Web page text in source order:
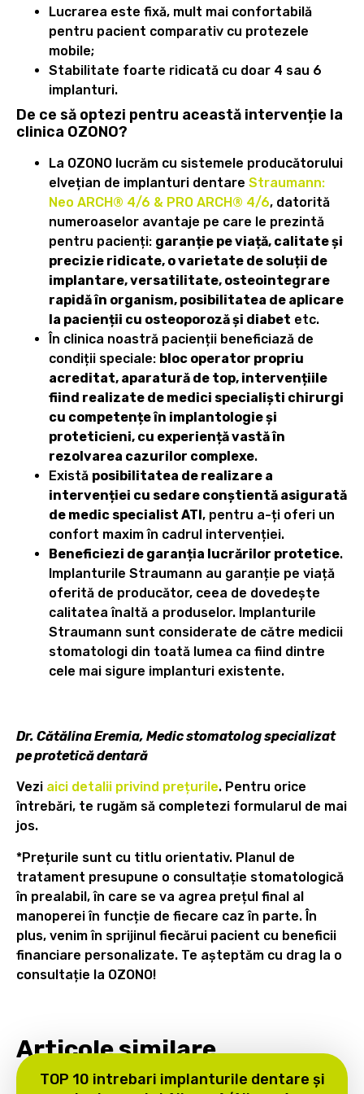
Lucrarea este fixă, mult mai confortabilă
pentru pacient comparativ cu protezele
mobile;
Stabilitate foarte ridicată cu doar 4 sau 6
implanturi.
De ce să optezi pentru această intervenție la
clinica OZONO?
La OZONO lucrăm cu sistemele producătorului
elvețian de implanturi dentare Straumann:
Neo ARCH® 4/6 & PRO ARCH® 4/6, datorită
numeroaselor avantaje pe care le prezintă
pentru pacienți: garanție pe viață, calitate și
precizie ridicate, o varietate de soluții de
implantare, versatilitate, osteointegrare
rapidă în organism, posibilitatea de aplicare
la pacienții cu osteoporoză și diabet etc.
În clinica noastră pacienții beneficiază de
condiții speciale: bloc operator propriu
acreditat, aparatură de top, intervențiile
fiind realizate de medici specialiști chirurgi
cu competențe în implantologie și
proteticieni, cu experiență vastă în
rezolvarea cazurilor complexe.
Există posibilitatea de realizare a
intervenției cu sedare conștientă asigurată
de medic specialist ATI, pentru a-ți oferi un
confort maxim în cadrul intervenției.
Beneficiezi de garanția lucrărilor protetice.
Implanturile Straumann au garanție pe viață
oferită de producător, ceea de dovedește
calitatea înaltă a produselor. Implanturile
Straumann sunt considerate de către medicii
stomatologi din toată lumea ca fiind dintre
cele mai sigure implanturi existente.
Dr. Cătălina Eremia, Medic stomatolog specializat
pe protetică dentară
Vezi aici detalii privind prețurile. Pentru orice
întrebări, te rugăm să completezi formularul de mai
jos.
*Prețurile sunt cu titlu orientativ. Planul de
tratament presupune o consultație stomatologică
în prealabil, în care se va agrea prețul final al
manoperei în funcție de fiecare caz în parte. În
plus, venim în sprijinul fiecărui pacient cu beneficii
financiare personalizate. Te așteptăm cu drag la o
consultație la OZONO!
Articole similare
TOP 10 intrebari implanturile dentare și